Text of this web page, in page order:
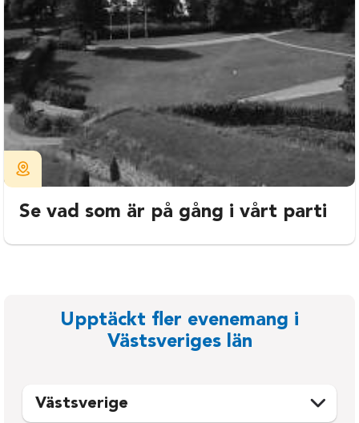
Se vad som är på gång i vårt parti
Upptäckt fler evenemang i
Västsveriges län
Västsverige